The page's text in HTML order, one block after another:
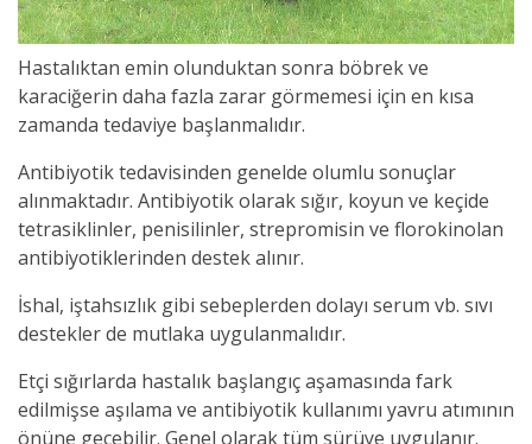
Hastalıktan emin olunduktan sonra böbrek ve
karaciğerin daha fazla zarar görmemesi için en kısa
zamanda tedaviye başlanmalıdır.
Antibiyotik tedavisinden genelde olumlu sonuçlar
alınmaktadır. Antibiyotik olarak sığır, koyun ve keçide
tetrasiklinler, penisilinler, strepromisin ve florokinolan
antibiyotiklerinden destek alınır.
İshal, iştahsızlık gibi sebeplerden dolayı serum vb. sıvı
destekler de mutlaka uygulanmalıdır.
Etçi sığırlarda hastalık başlangıç aşamasında fark
edilmişse aşılama ve antibiyotik kullanımı yavru atımının
önüne geçebilir. Genel olarak tüm sürüye uygulanır.